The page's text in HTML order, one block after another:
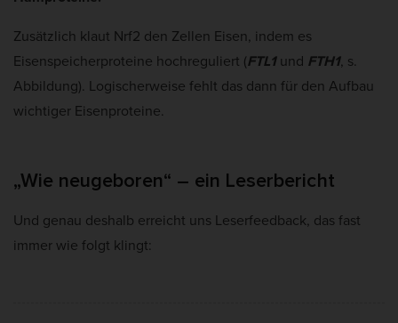
Zusätzlich klaut Nrf2 den Zellen Eisen, indem es
Eisenspeicherproteine hochreguliert (FTL1und FTH1, s.
Abbildung). Logischerweise fehlt das dann für den Aufbau
wichtiger Eisenproteine.
„Wie neugeboren“ – ein Leserbericht
Und genau deshalb erreicht uns Leserfeedback, das fast
immer wie folgt klingt: